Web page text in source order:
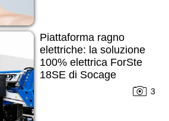
Piattaforma ragno
elettriche: la soluzione
100% elettrica ForSte
18SE di Socage
3